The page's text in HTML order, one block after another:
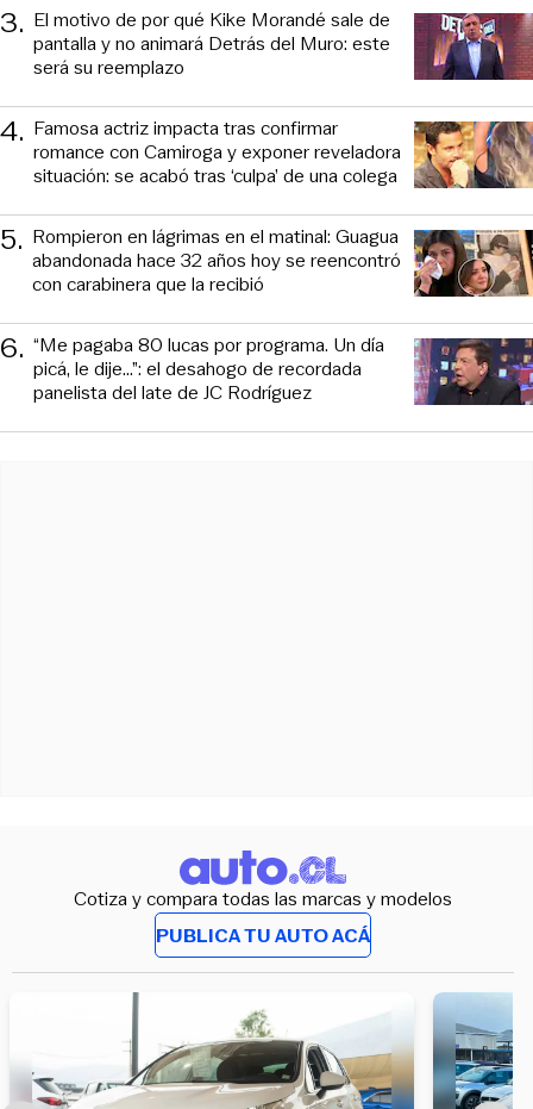
3. El motivo de por qué Kike Morandé sale de
pantalla y no animará Detrás del Muro: este
será su reemplazo
4. Famosa actriz impacta tras confirmar
romance con Camiroga y exponer reveladora
situación: se acabó tras ‘culpa’ de una colega
5. Rompieron en lágrimas en el matinal: Guagua
abandonada hace 32 años hoy se reencontró
con carabinera que la recibió
6. “Me pagaba 80 lucas por programa. Un día
picá, le dije...”: el desahogo de recordada
panelista del late de JC Rodríguez
Cotiza y compara todas las marcas y modelos
PUBLICA TU AUTO ACÁ